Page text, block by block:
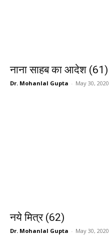
नाना साहब का आदेश (61)
Dr. Mohanlal Gupta - May 30, 2020
नये मित्र (62)
Dr. Mohanlal Gupta - May 30, 2020